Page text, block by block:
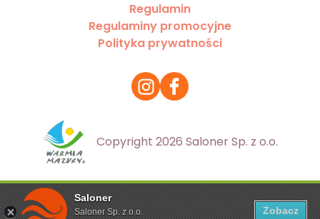
Saloner
Saloner Sp. z o.o. Zobacz
Ta strona korzysta z plików cookies. Aby dowiedzieć się
Regulamin
Regulaminy promocyjne
Polityka prywatności
Copyright 2026 Saloner Sp. z o.o.